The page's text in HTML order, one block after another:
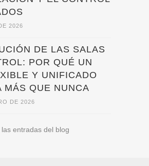
2026
DE LAS SALAS
POR QUÉ UN
Y UNIFICADO
MÁS QUE NUNCA
DE 2026
entradas del blog